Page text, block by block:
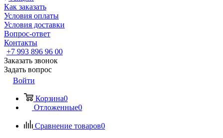
Как заказать
Условия оплаты
Условия доставки
Вопрос-ответ
Контакты
+7 993 896 96 00
Заказать звонок
Задать вопрос
Войти
Корзина0
Отложенные0
Сравнение товаров0